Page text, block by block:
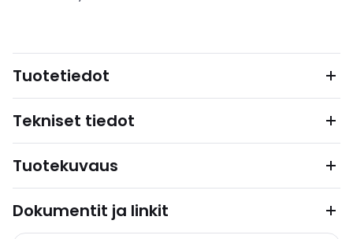
Tuotetiedot
Tekniset tiedot
Tuotekuvaus
Dokumentit ja linkit